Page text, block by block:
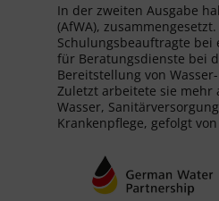
In der zweiten Ausgabe
(AfWA),
Schulungsbeauftragte bei
für Beratungsdienste bei
Bereitstellung von
Zuletzt arbeitete sie mehr
Wasser,
Krankenpflege, gefolgt